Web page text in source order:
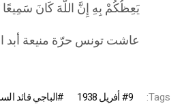
يَعِظُكُمْ بِهِ إِنَّ اللَّهَ كَانَ سَمِيعًا
عاشت تونس حرّة منيعة أبد
Tags: 9 أفريل 1938 الباجي قائد